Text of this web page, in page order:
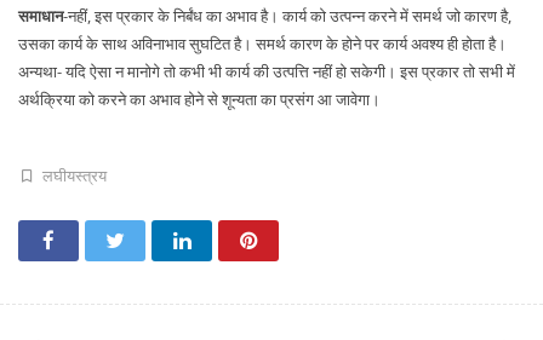
समाधान-नहीं, इस प्रकार के निर्बंध का अभाव है। कार्य को उत्पन्न करने में समर्थ जो कारण है,
उसका कार्य के साथ अविनाभाव सुघटित है। समर्थ कारण के होने पर कार्य अवश्य ही होता है।
अन्यथा- यदि ऐसा न मानोगे तो कभी भी कार्य की उत्पत्ति नहीं हो सकेगी। इस प्रकार तो सभी में
अर्थक्रिया को करने का अभाव होने से शून्यता का प्रसंग आ जावेगा।
लघीयस्त्रय